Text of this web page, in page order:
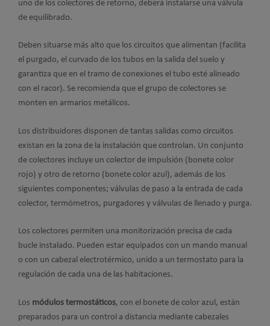
uno de los colectores de retorno, deberá instalarse una válvula
de equilibrado.
Deben situarse más alto que los circuitos que alimentan (facilita
el purgado, el curvado de los tubos en la salida del suelo y
garantiza que en el tramo de conexiones el tubo esté alineado
con el racor). Se recomienda que el grupo de colectores se
monten en armarios metálicos.
Los distribuidores disponen de tantas salidas como circuitos
existan en la zona de la instalación que controlan. Un conjunto
de colectores incluye un colector de impulsión (bonete color
rojo) y otro de retorno (bonete color azul), además de los
siguientes componentes; válvulas de paso a la entrada de cada
colector, termómetros, purgadores y válvulas de llenado y purga.
Los colectores permiten una monitorización precisa de cada
bucle instalado. Pueden estar equipados con un mando manual
o con un cabezal electrotérmico, unido a un termostato para la
regulación de cada una de las habitaciones.
Los módulos termostáticos, con el bonete de color azul, están
preparados para un control a distancia mediante cabezales